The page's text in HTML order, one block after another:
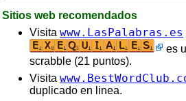
Sitios web recomendados
Visita www.LasPalabras.es
es
scrabble (21 puntos).
Visita
duplicado en linea.